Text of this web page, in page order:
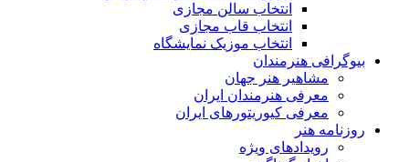
انتخاب سالن مجازی
انتخاب قاب مجازی
انتخاب موزیک نمایشگاه
بیوگرافی هنرمندان
مشاهیر هنر جهان
معرفی هنرمندان ایران
معرفی کیوریتورهای ایران
روزنامه هنر
رویدادهای ویژه